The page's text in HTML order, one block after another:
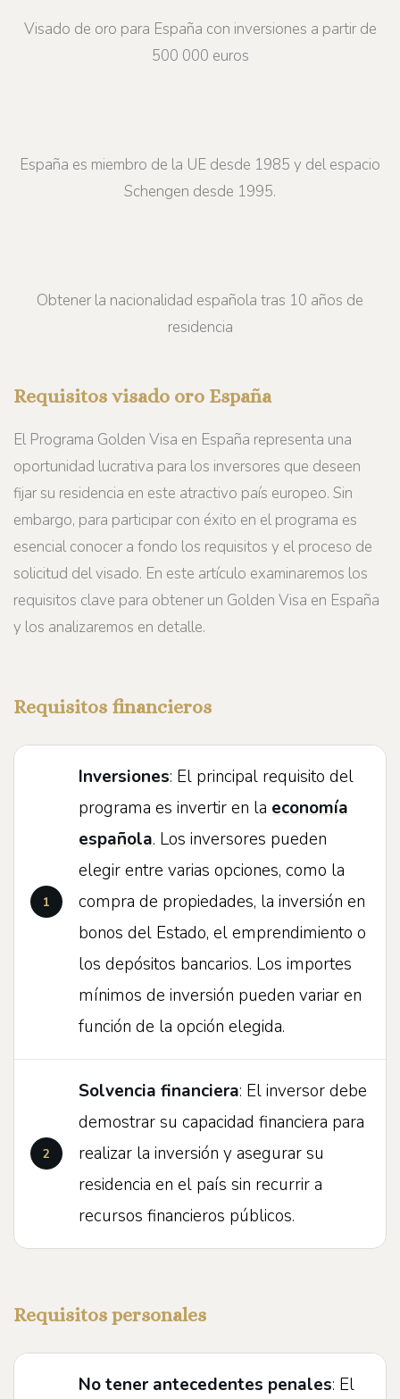
Visado de oro para España con inversiones a partir de
500 000 euros
España es miembro de la UE desde 1985 y del espacio
Schengen desde 1995.
Obtener la nacionalidad española tras 10 años de
residencia
Requisitos visado oro España
El Programa Golden Visa en España representa una
oportunidad lucrativa para los inversores que deseen
fijar su residencia en este atractivo país europeo. Sin
embargo, para participar con éxito en el programa es
esencial conocer a fondo los requisitos y el proceso de
solicitud del visado. En este artículo examinaremos los
requisitos clave para obtener un Golden Visa en España
y los analizaremos en detalle.
Requisitos financieros
Inversiones: El principal requisito del
programa es invertir en la economía
española. Los inversores pueden
elegir entre varias opciones, como la
compra de propiedades, la inversión en
bonos del Estado, el emprendimiento o
los depósitos bancarios. Los importes
mínimos de inversión pueden variar en
función de la opción elegida.
Solvencia financiera: El inversor debe
demostrar su capacidad financiera para
realizar la inversión y asegurar su
residencia en el país sin recurrir a
recursos financieros públicos.
Requisitos personales
No tener antecedentes penales: El